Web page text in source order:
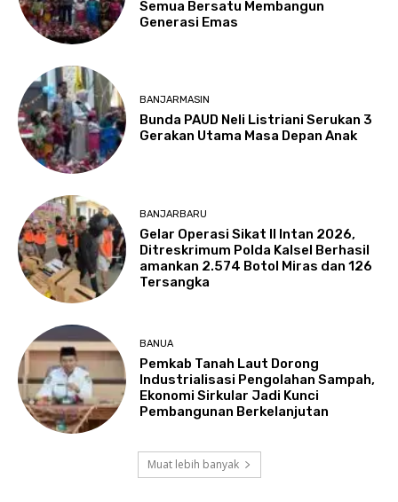
Semua Bersatu Membangun
Generasi Emas
BANJARMASIN
Bunda PAUD Neli Listriani Serukan 3
Gerakan Utama Masa Depan Anak
BANJARBARU
Gelar Operasi Sikat II Intan 2026,
Ditreskrimum Polda Kalsel Berhasil
amankan 2.574 Botol Miras dan 126
Tersangka
BANUA
Pemkab Tanah Laut Dorong
Industrialisasi Pengolahan Sampah,
Ekonomi Sirkular Jadi Kunci
Pembangunan Berkelanjutan
Muat lebih banyak